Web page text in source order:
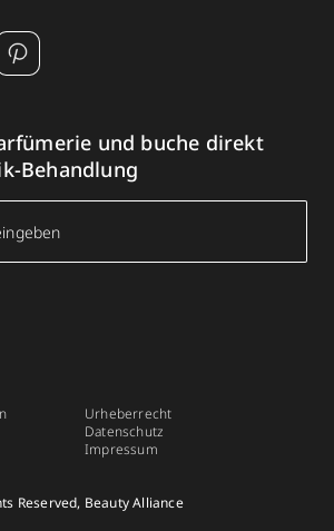
und buche direkt
Behandlung
Urheberrecht
Datenschutz
Impressum
Reserved, Beauty Alliance